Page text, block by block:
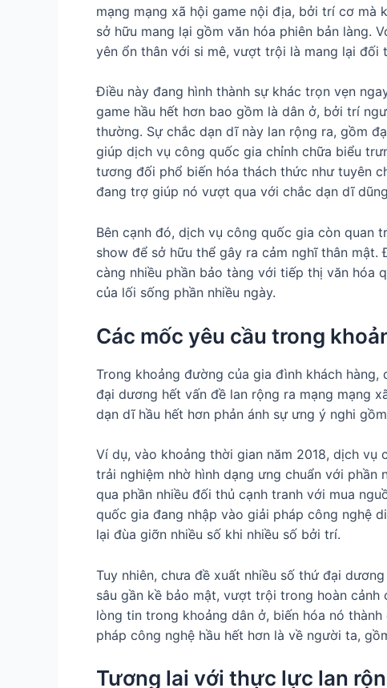
mạng mạng xã hội game nội địa, bởi trí cơ mà
sở hữu mang lại gồm văn hóa phiên bản làng.
yên ổn thân với si mê, vượt trội là mang lại
Điều này đang hình thành sự khác trọn vẹn
game hầu hết hơn bao gồm là dân ở, bởi trí
thường. Sự chắc dạn dĩ này lan rộng ra, gồm
giúp dịch vụ công quốc gia chỉnh chữa biểu
tương đối phổ biến hóa thách thức như tuyên
đang trợ giúp nó vượt qua với chắc dạn dĩ
Bên cạnh đó, dịch vụ công quốc gia còn quan
show để sở hữu thể gây ra cảm nghĩ thân
càng nhiều phần bảo tàng với tiếp thị văn hóa
của lối sống phần nhiều ngày.
Các mốc yêu cầu trong
Trong khoảng đường của gia đình khách
đại dương hết vấn đề lan rộng ra mạng mạng
dạn dĩ hầu hết hơn phản ánh sự ưng ý nghi
Ví dụ, vào khoảng thời gian năm 2018, dịch
trải nghiệm nhờ hình dạng ưng chuẩn với
qua phần nhiều đối thủ cạnh tranh với mua
quốc gia đang nhập vào giải pháp công nghệ
lại đùa giỡn nhiều số khi nhiều số bởi trí.
Tuy nhiên, chưa đề xuất nhiều số thứ đại
sâu gần kề bảo mật, vượt trội trong hoàn
lòng tin trong khoảng dân ở, biến hóa nó
pháp công nghệ hầu hết hơn là về người ta,
Tương lai với thực lực lan